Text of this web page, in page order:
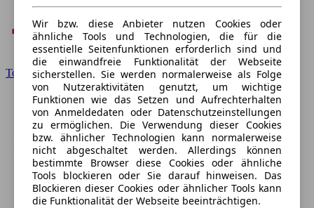
Toyota
Wir bzw. diese Anbieter nutzen Cookies oder
ähnliche Tools und Technologien, die für die
essentielle Seitenfunktionen erforderlich sind und
die einwandfreie Funktionalität der Webseite
sicherstellen. Sie werden normalerweise als Folge
von Nutzeraktivitäten genutzt, um wichtige
Funktionen wie das Setzen und Aufrechterhalten
von Anmeldedaten oder Datenschutzeinstellungen
zu ermöglichen. Die Verwendung dieser Cookies
bzw. ähnlicher Technologien kann normalerweise
nicht abgeschaltet werden. Allerdings können
bestimmte Browser diese Cookies oder ähnliche
Tools blockieren oder Sie darauf hinweisen. Das
Blockieren dieser Cookies oder ähnlicher Tools kann
die Funktionalität der Webseite beeinträchtigen.